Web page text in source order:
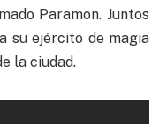
Paramon. Juntos
su ejército de magia
la ciudad.